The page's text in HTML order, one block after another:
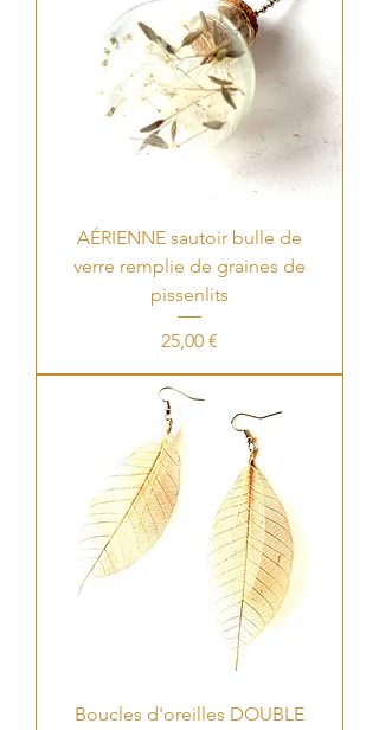
AÉRIENNE sautoir bulle de
verre remplie de graines de
pissenlits
Price
25,00 €
Boucles d'oreilles DOUBLE